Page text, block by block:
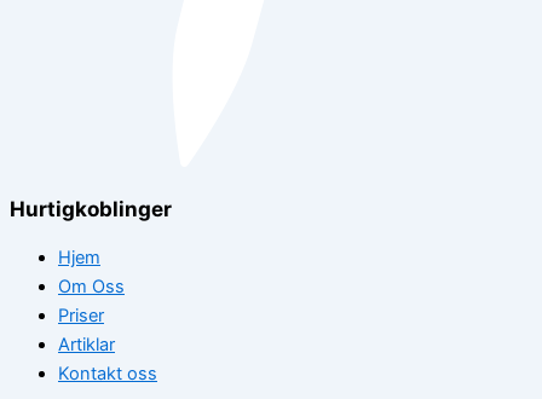
Hurtigkoblinger
Hjem
Om Oss
Priser
Artiklar
Kontakt oss